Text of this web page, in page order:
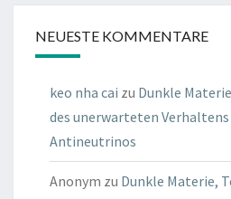
NEUESTE KOMMENTARE
keo nha cai zu Dunkle
des unerwarteten
Antineutrinos
Anonym zu Dunkle Materie,